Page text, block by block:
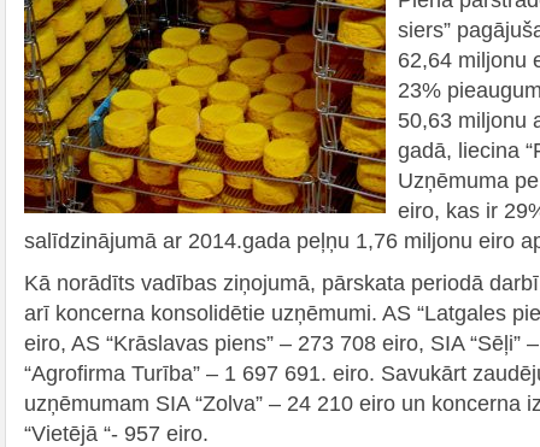
siers”
62,64 miljonu
23%
50,63 miljonu
gadā, liecina
Uzņēmuma
eiro, kas ir
salīdzinājumā ar 2014.gada peļņu 1,76 miljonu eiro
Kā norādīts vadības ziņojumā, pārskata periodā
arī koncerna konsolidētie uzņēmumi. AS “Latgales
eiro, AS “Krāslavas piens” – 273 708 eiro, SIA “Sēļi”
“Agrofirma Turība” – 1 697 691. eiro. Savukārt
uzņēmumam SIA “Zolva” – 24 210 eiro un koncerna
“Vietējā “- 957 eiro.